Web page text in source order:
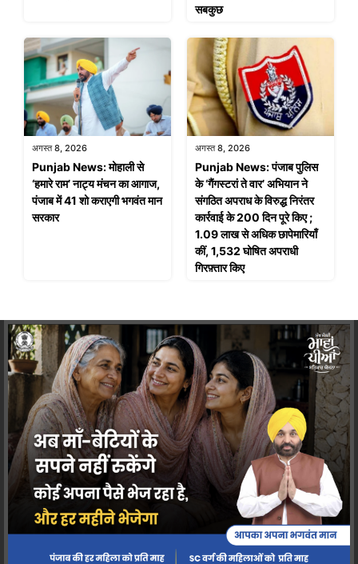
सबकुछ
अगस्त 8, 2026
Punjab News: मोहाली से
‘हमारे राम’ नाट्य मंचन का आगाज,
पंजाब में 41 शो कराएगी भगवंत मान
सरकार
अगस्त 8, 2026
Punjab News: पंजाब पुलिस
के ‘गैंगस्टरां ते वार’ अभियान ने
संगठित अपराध के विरुद्ध निरंतर
कार्रवाई के 200 दिन पूरे किए ;
1.09 लाख से अधिक छापेमारियाँ
कीं, 1,532 घोषित अपराधी
गिरफ़्तार किए